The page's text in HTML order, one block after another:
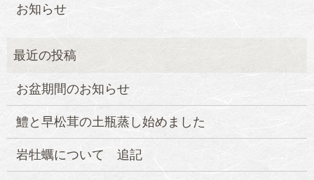
お知らせ
お盆期間のお知らせ
鱧と早松茸の土瓶蒸し始めました
岩牡蠣について 追記